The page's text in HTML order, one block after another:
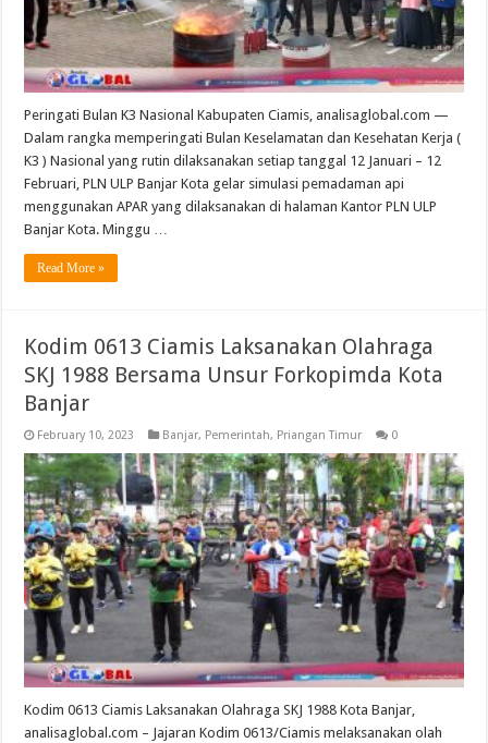
Peringati Bulan K3 Nasional Kabupaten Ciamis, analisaglobal.com —
Dalam rangka memperingati Bulan Keselamatan dan Kesehatan Kerja (
K3 ) Nasional yang rutin dilaksanakan setiap tanggal 12 Januari – 12
Februari, PLN ULP Banjar Kota gelar simulasi pemadaman api
menggunakan APAR yang dilaksanakan di halaman Kantor PLN ULP
Banjar Kota. Minggu …
Read More »
Kodim 0613 Ciamis Laksanakan Olahraga
SKJ 1988 Bersama Unsur Forkopimda Kota
Banjar
February 10, 2023 Banjar, Pemerintah, Priangan Timur 0
Kodim 0613 Ciamis Laksanakan Olahraga SKJ 1988 Kota Banjar,
analisaglobal.com – Jajaran Kodim 0613/Ciamis melaksanakan olah